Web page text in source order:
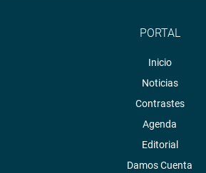
PORTAL
Inicio
Noticias
Contrastes
Agenda
Editorial
Damos Cuenta